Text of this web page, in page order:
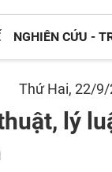
NGHIÊN CỨU -
Thứ Hai, 22/9/
lý